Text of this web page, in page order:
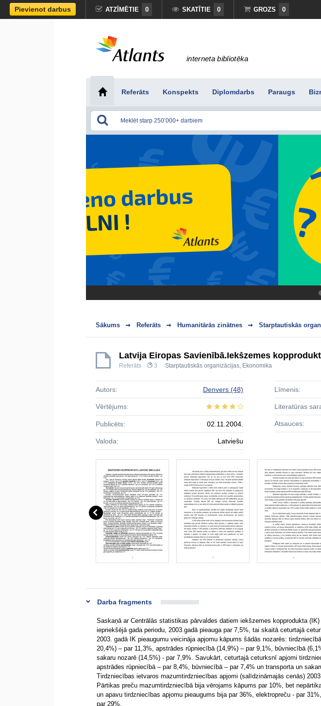
Pievienot darbus ATZĪMĒTIE 0 SKATĪTIE 0 GROZS 0
interneta bibliotēka
Referāts Konspekts Diplomdarbs Paraugs
Sākums Referāts Humanitārās zinātnes Starptautiskās
Latvija Eiropas Savienībā.Iekšzemes
Referāts 3 Starptautiskās organizācijas, Ekonomika
Autors: Denvers (48)
Vērtējums:
Publicēts: 02.11.2004.
Valoda: Latviešu
Līmenis:
Literatūras
Atsauces:
Darba fragments
Saskaņā ar Centrālās statistikas pārvaldes datiem iekšzemes kopprodukta
iepriekšējā gada periodu, 2003.gadā pieauga par 7,5%, tai skaitā ceturtajā
2003. gadā IK pieaugumu veicināja apjomu kāpums šādās nozarēs:
20,4%) – par 11,3%, apstrādes rūpniecībā (14,9%) – par 9,1%, būvniecībā
sakaru nozarē (14,5%) - par 7,9%. Savukārt, ceturtajā ceturksnī apjomi
apstrādes rūpniecībā – par 8,4%, būvniecībā – par 7,4% un transporta un
Tirdzniecības ietvaros mazumtirdzniecības apjomi (salīdzināmajās cenās)
Pārtikas preču mazumtirdzniecībā bija vērojams kāpums par 10%, bet
un apavu tirdzniecības apjomu pieaugums bija par 36%, elektropreču - par
par 29%.